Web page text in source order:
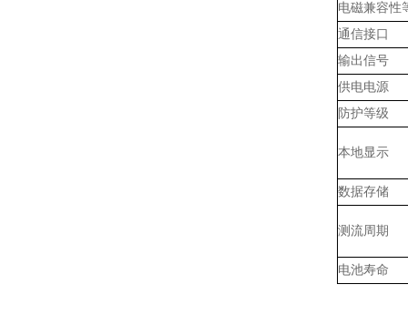
电磁兼容性
通信接口
输出信号
供电电源
防护等级
本地显示
数据存储
测流周期
电池寿命